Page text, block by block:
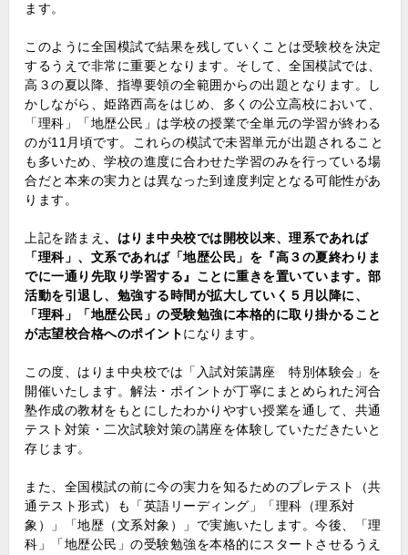
ます。
このように全国模試で結果を残していくことは受験校を決定
するうえで非常に重要となります。そして、全国模試では、
高３の夏以降、指導要領の全範囲からの出題となります。し
かしながら、姫路西高をはじめ、多くの公立高校において、
「理科」「地歴公民」は学校の授業で全単元の学習が終わる
のが11月頃です。これらの模試で未習単元が出題されること
も多いため、学校の進度に合わせた学習のみを行っている場
合だと本来の実力とは異なった到達度判定となる可能性があ
ります。
上記を踏まえ 、はりま中央校では開校以来、理系であれば
「理科」、文系であれば「地歴公民」を『高３の夏終わりま
でに一通り先取り学習する』ことに重きを置いています。部
活動を引退し、勉強する時間が拡大していく５月以降に、
「理科」「地歴公民」の受験勉強に本格的に取り掛かること
が志望校合格へのポイント になります。
この度、はりま中央校では「入試対策講座 特別体験会」を
開催いたします。解法・ポイントが丁寧にまとめられた河合
塾作成の教材をもとにしたわかりやすい授業を通して、共通
テスト対策・二次試験対策の講座を体験していただきたいと
存じます。
また、全国模試の前に今の実力を知るためのプレテスト（共
通テスト形式）も「英語リーディング」「理科（理系対
象）」「地歴（文系対象）」で実施いたします。今後、「理
科」「地歴公民」の受験勉強を本格的にスタートさせるうえ